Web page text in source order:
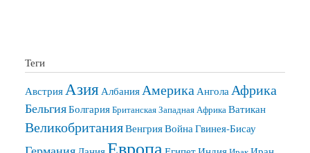
Теги
АвстрияАзия АлбанияАмерикаАнголаАфрика
БельгияБолгарияБританская Западная АфрикаВатикан
ВеликобританияВенгрияВойнаГвинея-Бисау